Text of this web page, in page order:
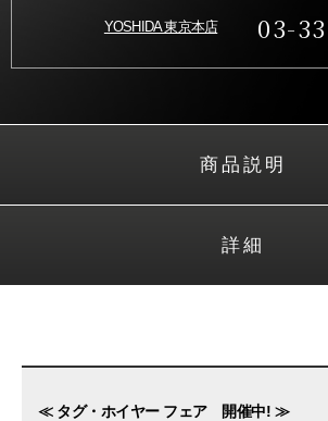
YOSHIDA 東京本店 03-
商品説明
詳細
≪ タグ・ホイヤー フェア 開催中! ≫